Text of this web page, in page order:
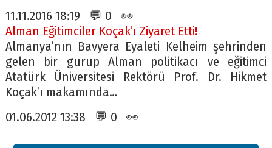
11.11.2016 18:19 💬 0 👀
Alman Eğitimciler Koçak’ı Ziyaret Etti!
Almanya’nın Bavyera Eyaleti Kelheim şehrinden
gelen bir gurup Alman politikacı ve eğitimci
Atatürk Üniversitesi Rektörü Prof. Dr. Hikmet
Koçak’ı makamında…
01.06.2012 13:38 💬 0 👀